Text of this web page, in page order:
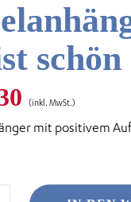
schön
Aktueller
Preis
(inkl. MwSt.)
mit positivem